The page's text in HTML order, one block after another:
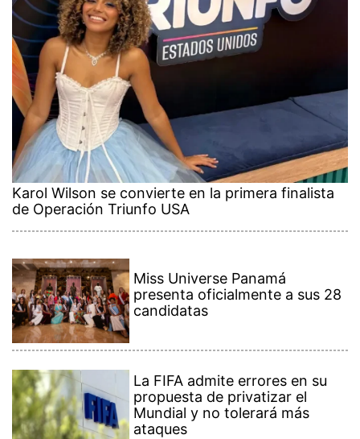
Karol Wilson se convierte en la primera finalista
de Operación Triunfo USA
Miss Universe Panamá
presenta oficialmente a sus 28
candidatas
La FIFA admite errores en su
propuesta de privatizar el
Mundial y no tolerará más
ataques